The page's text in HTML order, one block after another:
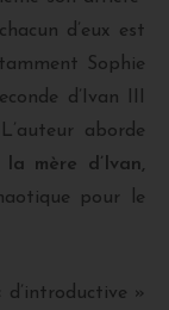
d’eux est
Sophie
d’Ivan III
aborde
mère d’Ivan,
pour le
»